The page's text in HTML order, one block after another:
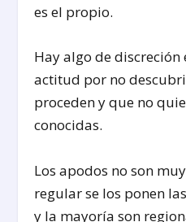
es el propio.
Hay algo de
actitud por no
proceden y que no
conocidas.
Los apodos no son
regular se los ponen
y la mayoría son